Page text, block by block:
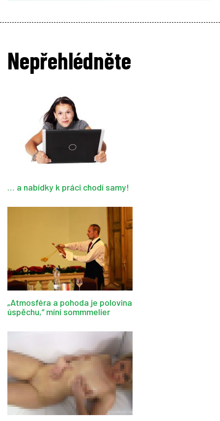
Nepřehlédněte
… a nabídky k práci chodí samy!
„Atmosféra a pohoda je polovina
úspěchu,“ míní sommmelier